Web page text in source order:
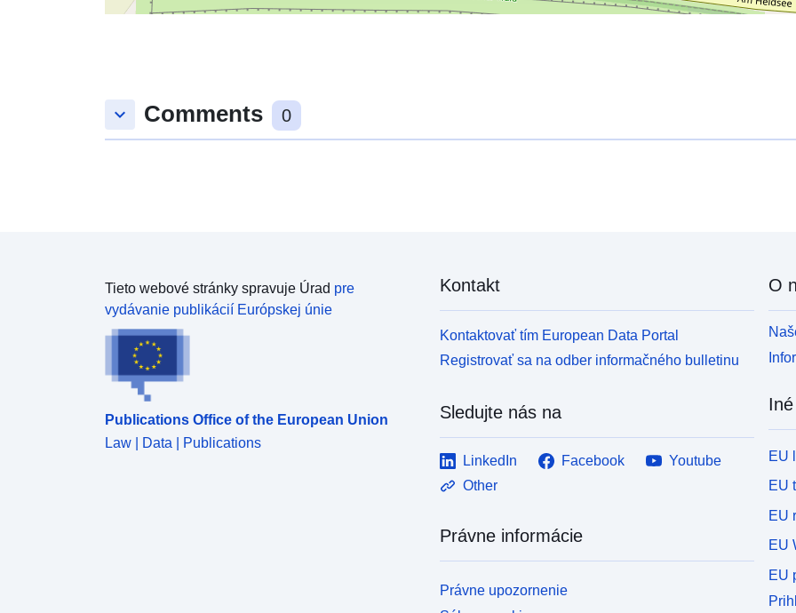
keyboard_arrow_down Comments 0
Tieto webové stránky spravuje Úrad pre
vydávanie publikácií Európskej únie
Publications Office of the European Union
Law | Data | Publications
Kontakt
Kontaktovať tím European Data Portal
Registrovať sa na odber informačného bulletinu
Sledujte nás na
LinkedIn Facebook
Youtube
Other
Právne informácie
Právne upozornenie
O
EU
EU
EU
EU
EU